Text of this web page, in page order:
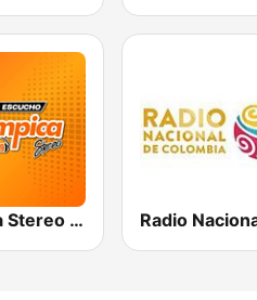
Olímpica Stereo Bogotá 105.9 FM